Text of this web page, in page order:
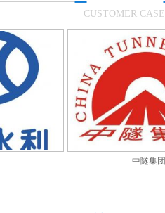
CUSTOMER CASE
中隧集团